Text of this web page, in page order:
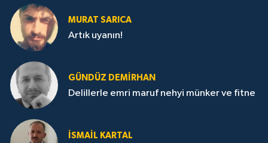
MURAT SARICA
Artık uyanın!
GÜNDÜZ DEMIRHAN
Delillerle emri maruf nehyi münker ve fitne
İSMAIL KARTAL